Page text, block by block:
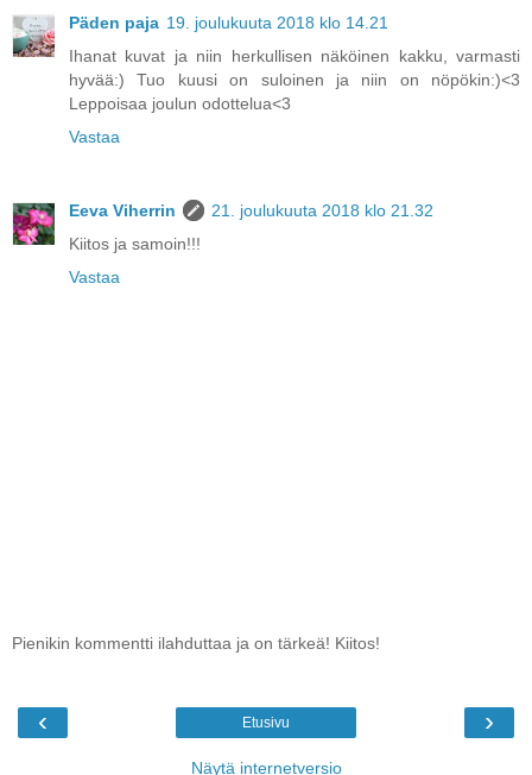
Päden paja 19. joulukuuta 2018 klo 14.21
Ihanat kuvat ja niin herkullisen näköinen kakku, varmasti
hyvää:) Tuo kuusi on suloinen ja niin on nöpökin:)<3
Leppoisaa joulun odottelua<3
Vastaa
Eeva Viherrin
21. joulukuuta 2018 klo 21.32
Kiitos ja samoin!!!
Vastaa
Pienikin kommentti ilahduttaa ja on tärkeä! Kiitos!
‹ ›
Etusivu
Näytä internetversio